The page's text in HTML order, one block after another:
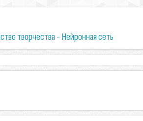
творчества - Нейронная сеть